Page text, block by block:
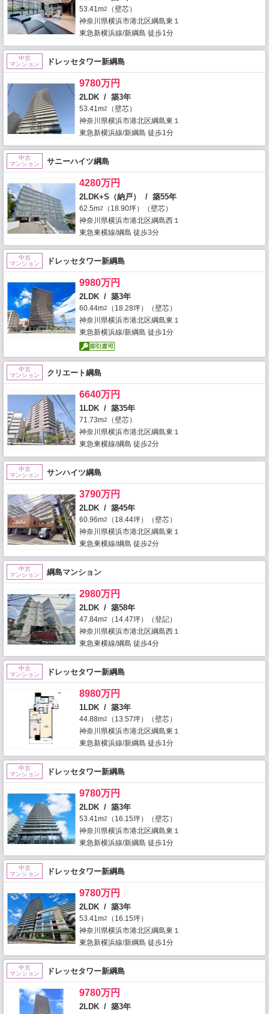
53.41m2
（壁芯）
神奈川県横浜市港北区綱島東１
東急新横浜線/新綱島 徒歩1分
中古
マンション
ドレッセタワー新綱島
9780万円
2LDK / 築3年
53.41m2
（壁芯）
神奈川県横浜市港北区綱島東１
東急新横浜線/新綱島 徒歩1分
中古
マンション
サニーハイツ綱島
4280万円
2LDK+S（納戸） / 築55年
62.5m2
（18.90坪）（壁芯）
神奈川県横浜市港北区綱島西１
東急東横線/綱島 徒歩3分
中古
マンション
ドレッセタワー新綱島
9980万円
2LDK / 築3年
60.44m2
（18.28坪）（壁芯）
神奈川県横浜市港北区綱島東１
東急新横浜線/新綱島 徒歩1分
中古
マンション
クリエート綱島
6640万円
1LDK / 築35年
71.73m2
（壁芯）
神奈川県横浜市港北区綱島東１
東急東横線/綱島 徒歩2分
中古
マンション
サンハイツ綱島
3790万円
2LDK / 築45年
60.96m2
（18.44坪）（壁芯）
神奈川県横浜市港北区綱島東１
東急東横線/綱島 徒歩2分
中古
マンション
綱島マンション
2980万円
2LDK / 築58年
47.84m2
（14.47坪）（登記）
神奈川県横浜市港北区綱島西１
東急東横線/綱島 徒歩4分
中古
マンション
ドレッセタワー新綱島
8980万円
1LDK / 築3年
44.88m2
（13.57坪）（壁芯）
神奈川県横浜市港北区綱島東１
東急新横浜線/新綱島 徒歩1分
中古
マンション
ドレッセタワー新綱島
9780万円
2LDK / 築3年
53.41m2
（16.15坪）（壁芯）
神奈川県横浜市港北区綱島東１
東急新横浜線/新綱島 徒歩1分
中古
マンション
ドレッセタワー新綱島
9780万円
2LDK / 築3年
53.41m2
（16.15坪）
神奈川県横浜市港北区綱島東１
東急新横浜線/新綱島 徒歩1分
中古
マンション
ドレッセタワー新綱島
9780万円
2LDK / 築3年